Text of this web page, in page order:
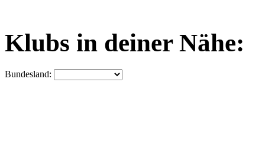
Klubs in deiner Nähe:
Bundesland: